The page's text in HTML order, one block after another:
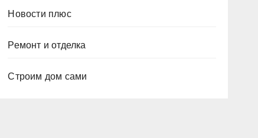
Новости плюс
Ремонт и отделка
Строим дом сами